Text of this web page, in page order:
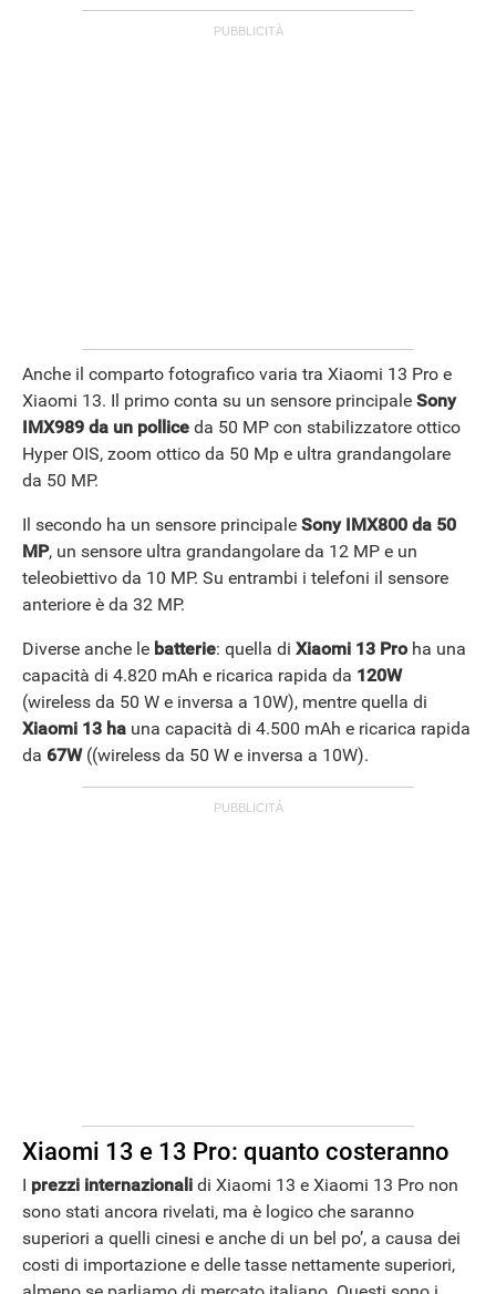
ANDROID
Anche il comparto fotografico varia tra Xiaomi 13 Pro e
Xiaomi 13. Il primo conta su un sensore principale Sony
IMX989 da un pollice da 50 MP con stabilizzatore ottico
Hyper OIS, zoom ottico da 50 Mp e ultra grandangolare
da 50 MP.
Il secondo ha un sensore principale Sony IMX800 da 50
MP, un sensore ultra grandangolare da 12 MP e un
teleobiettivo da 10 MP. Su entrambi i telefoni il sensore
anteriore è da 32 MP.
Diverse anche le batterie: quella di Xiaomi 13 Proha una
capacità di 4.820 mAh e ricarica rapida da 120W
(wireless da 50 W e inversa a 10W), mentre quella di
Xiaomi 13 ha una capacità di 4.500 mAh e ricarica rapida
da 67W((wireless da 50 W e inversa a 10W).
Xiaomi 13 e 13 Pro: quanto costeranno
I prezzi internazionali di Xiaomi 13 e Xiaomi 13 Pro non
sono stati ancora rivelati, ma è logico che saranno
superiori a quelli cinesi e anche di un bel po’, a causa dei
costi di importazione e delle tasse nettamente superiori,